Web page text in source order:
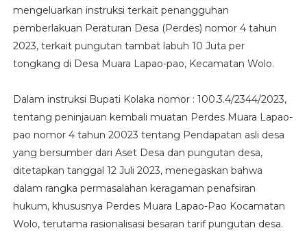
mengeluarkan instruksi terkait penangguhan
pemberlakuan Peraturan Desa (Perdes) nomor 4 tahun
2023, terkait pungutan tambat labuh 10 Juta per
tongkang di Desa Muara Lapao-pao, Kecamatan Wolo.
Dalam instruksi Bupati Kolaka nomor : 100.3.4/2344/2023,
tentang peninjauan kembali muatan Perdes Muara Lapao-
pao nomor 4 tahun 20023 tentang Pendapatan asli desa
yang bersumber dari Aset Desa dan pungutan desa,
ditetapkan tanggal 12 Juli 2023, menegaskan bahwa
dalam rangka permasalahan keragaman penafsiran
hukum, khususnya Perdes Muara Lapao-Pao Kocamatan
Wolo, terutama rasionalisasi besaran tarif pungutan desa.